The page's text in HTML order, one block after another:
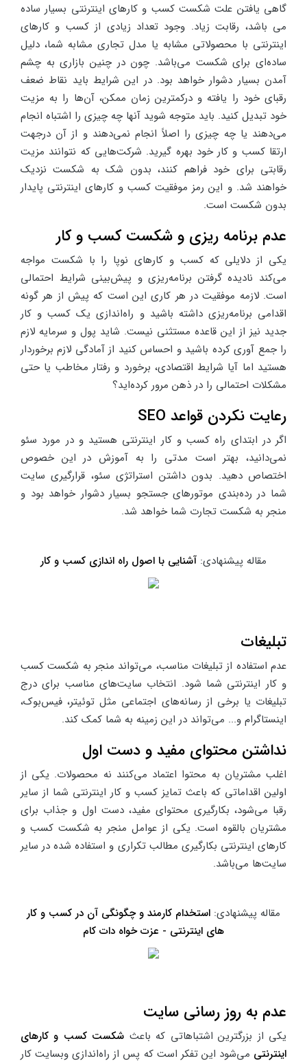
گاهی یافتن علت شکست کسب و کارهای اینترنتی بسیار ساده
می باشد، رقابت زیاد. وجود تعداد زیادی از کسب و کارهای
اینترنتی با محصولاتی مشابه یا مدل تجاری مشابه شما، دلیل
ساده‌ای برای شکست می‌باشد. چون در چنین بازاری به چشم
آمدن بسیار دشوار خواهد بود. در این شرایط باید نقاط ضعف
رقبای خود را یافته و درکمترین زمان ممکن، آن‌ها را به مزیت
خود تبدیل کنید. باید متوجه شوید آنها چه چیزی را اشتباه انجام
می‌دهند یا چه چیزی را اصلاً انجام نمی‌دهند و از آن درجهت
ارتقا کسب و کار خود بهره گیرید. شرکت‌هایی که نتوانند مزیت
رقابتی برای خود فراهم کنند، بدون شک به شکست نزدیک
خواهند شد. و این رمز موفقیت کسب و کارهای اینترنتی پایدار
بدون شکست است.
عدم برنامه ریزی و شکست کسب و کار
یکی از دلایلی که کسب و کارهای نوپا را با شکست مواجه
می‌کند نادیده گرفتن برنامه‌ریزی و پیش‌بینی شرایط احتمالی
است. لازمه موفقیت در هر کاری این است که پیش از هر گونه
اقدامی برنامه‌ریزی داشته باشید و راه‌اندازی یک کسب و کار
جدید نیز از این قاعده مستثنی نیست. شاید پول و سرمایه لازم
را جمع آوری کرده باشید و احساس کنید از آمادگی لازم برخوردار
هستید اما آیا شرایط اقتصادی، برخورد و رفتار مخاطب یا حتی
مشکلات احتمالی را در ذهن مرور کرده‌اید؟
رعایت نکردن قواعد SEO
اگر در ابتدای راه کسب و کار اینترنتی هستید و در مورد سئو
نمی‌دانید، بهتر است مدتی را به آموزش در این خصوص
اختصاص دهید. بدون داشتن استراتژی سئو، قرارگیری سایت
شما در رده‌بندی موتورهای جستجو بسیار دشوار خواهد بود و
منجر به شکست تجارت شما خواهد شد.
مقاله پیشنهادی: آشنایی با اصول راه اندازی کسب و کار
تبلیغات
عدم استفاده از تبلیغات مناسب، می‌تواند منجر به شکست کسب
و کار اینترنتی شما شود. انتخاب سایت‌های مناسب برای درج
تبلیغات یا برخی از رسانه‌های اجتماعی مثل توئیتر، فیس‌بوک،
اینستاگرام و... می‌تواند در این زمینه به شما کمک کند.
نداشتن محتوای مفید و دست اول
اغلب مشتریان به محتوا اعتماد می‌کنند نه محصولات. یکی از
اولین اقداماتی که باعث تمایز کسب و کار اینترنتی شما از سایر
رقبا می‌شود، بکارگیری محتوای مفید، دست اول و جذاب برای
مشتریان بالقوه است. یکی از عوامل منجر به شکست کسب و
کارهای اینترنتی بکارگیری مطالب تکراری و استفاده شده در سایر
سایت‌ها می‌باشد.
مقاله پیشنهادی: استخدام کارمند و چگونگی آن در کسب و کار
های اینترنتی - عزت خواه دات کام
عدم به روز رسانی سایت
یکی از بزرگترین اشتباهاتی که باعث شکست کسب و کارهای
اینترنتی می‌شود این تفکر است که پس از راه‌اندازی وبسایت کار